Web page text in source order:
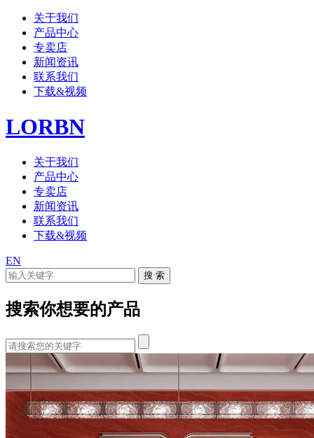
关于我们
产品中心
专卖店
新闻资讯
联系我们
下载&视频
LORBN
关于我们
产品中心
专卖店
新闻资讯
联系我们
下载&视频
EN
搜索你想要的产品